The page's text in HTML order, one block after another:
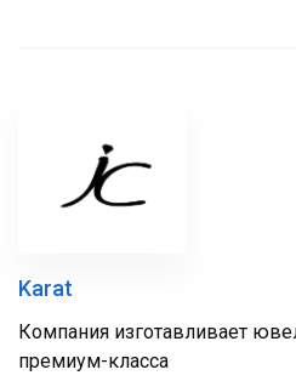
Karat
Компания изготавливает
премиум-класса